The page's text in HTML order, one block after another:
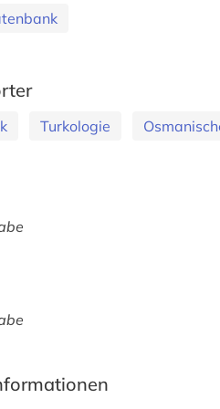
Turkologie